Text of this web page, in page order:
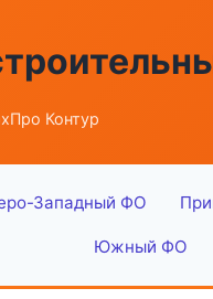
Контур
Западный ФО
Южный ФО